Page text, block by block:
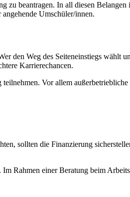
zu beantragen. In all diesen
Umschüler/innen.
den Weg des Seiteneinstiegs wählt
Karrierechancen.
Vor allem
sollten die Finanzierung
Rahmen einer Beratung beim